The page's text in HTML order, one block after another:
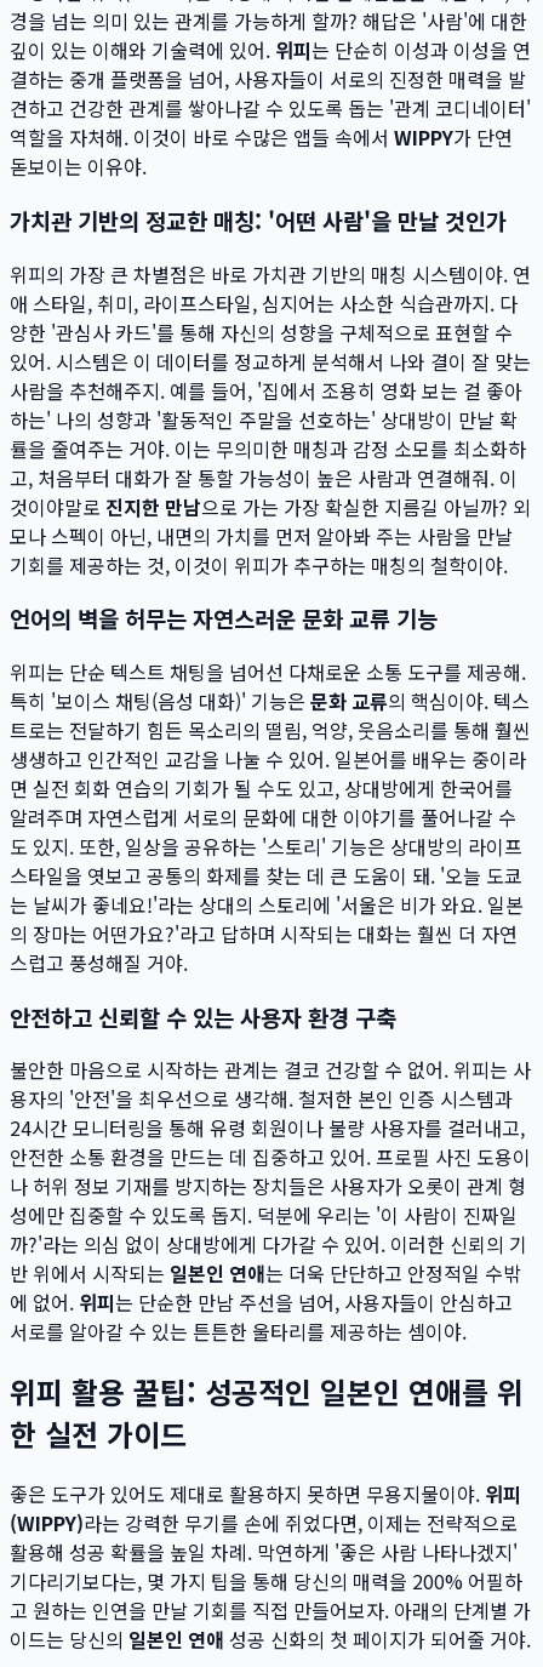
경을 넘는 의미 있는 관계를 가능하게 할까? 해답은 '사람'에 대한
깊이 있는 이해와 기술력에 있어. 위피는 단순히 이성과 이성을 연
결하는 중개 플랫폼을 넘어, 사용자들이 서로의 진정한 매력을 발
견하고 건강한 관계를 쌓아나갈 수 있도록 돕는 '관계 코디네이터'
역할을 자처해. 이것이 바로 수많은 앱들 속에서 WIPPY가 단연
돋보이는 이유야.
가치관 기반의 정교한 매칭: '어떤 사람'을 만날 것인가
위피의 가장 큰 차별점은 바로 가치관 기반의 매칭 시스템이야. 연
애 스타일, 취미, 라이프스타일, 심지어는 사소한 식습관까지. 다
양한 '관심사 카드'를 통해 자신의 성향을 구체적으로 표현할 수
있어. 시스템은 이 데이터를 정교하게 분석해서 나와 결이 잘 맞는
사람을 추천해주지. 예를 들어, '집에서 조용히 영화 보는 걸 좋아
하는' 나의 성향과 '활동적인 주말을 선호하는' 상대방이 만날 확
률을 줄여주는 거야. 이는 무의미한 매칭과 감정 소모를 최소화하
고, 처음부터 대화가 잘 통할 가능성이 높은 사람과 연결해줘. 이
것이야말로 진지한 만남으로 가는 가장 확실한 지름길 아닐까? 외
모나 스펙이 아닌, 내면의 가치를 먼저 알아봐 주는 사람을 만날
기회를 제공하는 것, 이것이 위피가 추구하는 매칭의 철학이야.
언어의 벽을 허무는 자연스러운 문화 교류 기능
위피는 단순 텍스트 채팅을 넘어선 다채로운 소통 도구를 제공해.
특히 '보이스 채팅(음성 대화)' 기능은 문화 교류의 핵심이야. 텍스
트로는 전달하기 힘든 목소리의 떨림, 억양, 웃음소리를 통해 훨씬
생생하고 인간적인 교감을 나눌 수 있어. 일본어를 배우는 중이라
면 실전 회화 연습의 기회가 될 수도 있고, 상대방에게 한국어를
알려주며 자연스럽게 서로의 문화에 대한 이야기를 풀어나갈 수
도 있지. 또한, 일상을 공유하는 '스토리' 기능은 상대방의 라이프
스타일을 엿보고 공통의 화제를 찾는 데 큰 도움이 돼. '오늘 도쿄
는 날씨가 좋네요!'라는 상대의 스토리에 '서울은 비가 와요. 일본
의 장마는 어떤가요?'라고 답하며 시작되는 대화는 훨씬 더 자연
스럽고 풍성해질 거야.
안전하고 신뢰할 수 있는 사용자 환경 구축
불안한 마음으로 시작하는 관계는 결코 건강할 수 없어. 위피는 사
용자의 '안전'을 최우선으로 생각해. 철저한 본인 인증 시스템과
24시간 모니터링을 통해 유령 회원이나 불량 사용자를 걸러내고,
안전한 소통 환경을 만드는 데 집중하고 있어. 프로필 사진 도용이
나 허위 정보 기재를 방지하는 장치들은 사용자가 오롯이 관계 형
성에만 집중할 수 있도록 돕지. 덕분에 우리는 '이 사람이 진짜일
까?'라는 의심 없이 상대방에게 다가갈 수 있어. 이러한 신뢰의 기
반 위에서 시작되는 일본인 연애는 더욱 단단하고 안정적일 수밖
에 없어. 위피는 단순한 만남 주선을 넘어, 사용자들이 안심하고
서로를 알아갈 수 있는 튼튼한 울타리를 제공하는 셈이야.
위피 활용 꿀팁: 성공적인 일본인 연애를 위
한 실전 가이드
좋은 도구가 있어도 제대로 활용하지 못하면 무용지물이야. 위피
(WIPPY)라는 강력한 무기를 손에 쥐었다면, 이제는 전략적으로
활용해 성공 확률을 높일 차례. 막연하게 '좋은 사람 나타나겠지'
기다리기보다는, 몇 가지 팁을 통해 당신의 매력을 200% 어필하
고 원하는 인연을 만날 기회를 직접 만들어보자. 아래의 단계별 가
이드는 당신의 일본인 연애 성공 신화의 첫 페이지가 되어줄 거야.